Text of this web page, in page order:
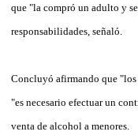
que "la compró un adulto y
responsabilidades, señaló.
Concluyó afirmando que
"es necesario efectuar un
venta de alcohol a menores.